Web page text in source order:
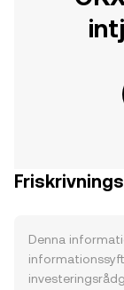
Denna